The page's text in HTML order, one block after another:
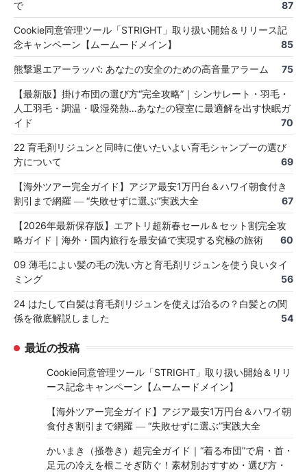
で 87
Cookie同意管理ツール「STRIGHT」取り扱い開始＆リリース記
念キャンペーン【ムームードメイン】
85
熊撃退エアーラッパ: あなたの安全のための高音量アラーム 75
【最新版】掛け布団の選び方“完全攻略”｜シンサレート・羽毛・
人工羽毛・調温・吸湿発熱…あなたの寝室に最適解を出す快眠ガ
イド
70
22 育毛剤リジュンと同時に使いたいよい育毛シャンプーの選び
方について
69
【海外ツアー完全ガイド】アジア最安1万円台＆ハワイ朝食付き
割引まで網羅 ― “失敗せずに選ぶ”実践大全
67
【2026年最新保存版】エアトリ超新春セール＆セット割完全攻
略ガイド｜海外・国内旅行を最安値で実現する究極の旅術
60
09 薄毛によい髪の毛の洗い方と育毛剤リジュンを使う良いタイ
ミング
56
24 はたして白髪は育毛剤リジュンを使えば治るの？白髪との関
係を徹底解説しました
54
最近の投稿
Cookie同意管理ツール「STRIGHT」取り扱い開始＆リリ
ース記念キャンペーン【ムームードメイン】
【海外ツアー完全ガイド】アジア最安1万円台＆ハワイ朝
食付き割引まで網羅 ― “失敗せずに選ぶ”実践大全
かいまき（掻巻き）超完全ガイド｜“着る布団”で肩・首・
足元の冷えを根こそぎ防ぐ！素材別おすすめ・選び方・